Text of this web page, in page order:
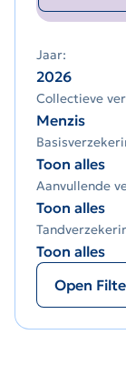
Jaar:
2026
Collectieve
Menzis
Toon alles
Aanvullende
Toon alles
Toon alles
Open